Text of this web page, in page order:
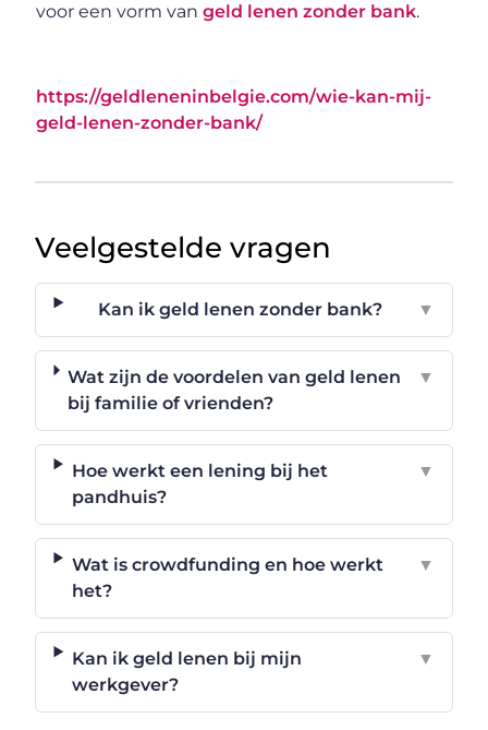
voor een vorm vangeld lenen zonder bank.
https://geldleneninbelgie.com/wie-kan-mij-
geld-lenen-zonder-bank/
Veelgestelde vragen
Kan ik geld lenen zonder bank? ▼
Wat zijn de voordelen van geld lenen
bij familie of vrienden?
▼
Hoe werkt een lening bij het
pandhuis?
▼
Wat is crowdfunding en hoe werkt
het?
▼
Kan ik geld lenen bij mijn
werkgever?
▼